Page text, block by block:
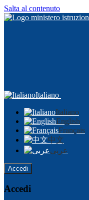
Salta al contenuto
Italiano
Italiano
English
Français
中文
عربى
Accedi
Accedi